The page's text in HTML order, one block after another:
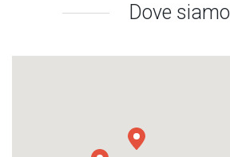
Dove siamo